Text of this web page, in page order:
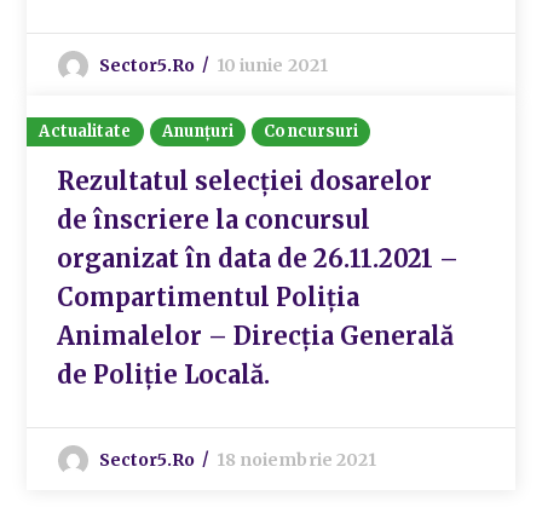
Sector5.ro 10 iunie 2021
Actualitate Anunțuri Concursuri
Rezultatul selecției dosarelor
de înscriere la concursul
organizat în data de 26.11.2021 –
Compartimentul Poliția
Animalelor – Direcția Generală
de Poliție Locală.
Sector5.ro 18 noiembrie 2021